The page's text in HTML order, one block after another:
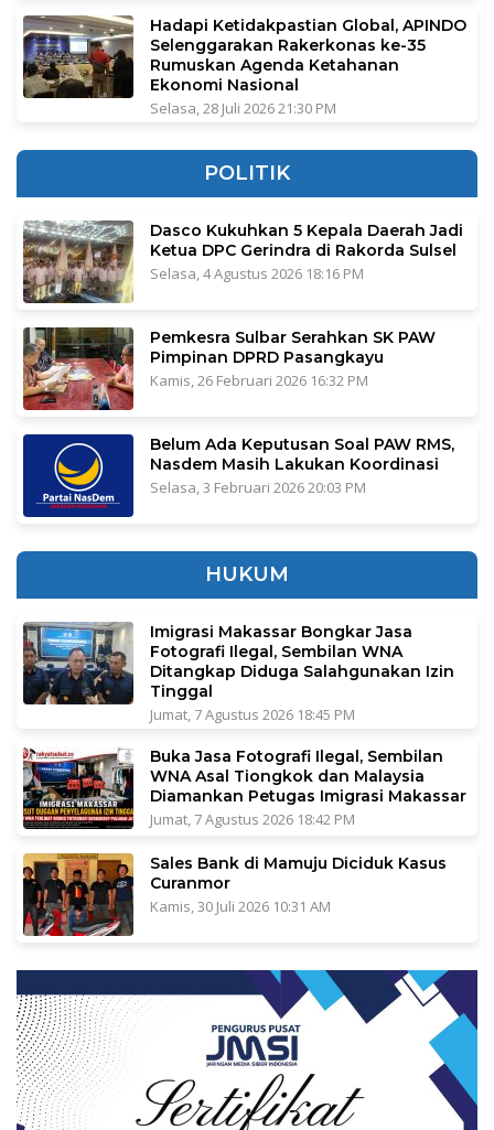
Hadapi Ketidakpastian Global, APINDO
Selenggarakan Rakerkonas ke-35
Rumuskan Agenda Ketahanan
Ekonomi Nasional
Selasa, 28 Juli 2026 21:30 PM
POLITIK
Dasco Kukuhkan 5 Kepala Daerah Jadi
Ketua DPC Gerindra di Rakorda Sulsel
Selasa, 4 Agustus 2026 18:16 PM
Pemkesra Sulbar Serahkan SK PAW
Pimpinan DPRD Pasangkayu
Kamis, 26 Februari 2026 16:32 PM
Belum Ada Keputusan Soal PAW RMS,
Nasdem Masih Lakukan Koordinasi
Selasa, 3 Februari 2026 20:03 PM
HUKUM
Imigrasi Makassar Bongkar Jasa
Fotografi Ilegal, Sembilan WNA
Ditangkap Diduga Salahgunakan Izin
Tinggal
Jumat, 7 Agustus 2026 18:45 PM
Buka Jasa Fotografi Ilegal, Sembilan
WNA Asal Tiongkok dan Malaysia
Diamankan Petugas Imigrasi Makassar
Jumat, 7 Agustus 2026 18:42 PM
Sales Bank di Mamuju Diciduk Kasus
Curanmor
Kamis, 30 Juli 2026 10:31 AM